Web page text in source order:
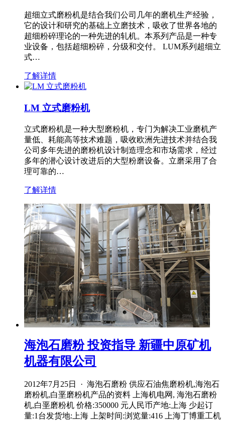
超细立式磨粉机是结合我们公司几年的磨机生产经验，
它的设计和研究的基础上立磨技术，吸收了世界各地的
超细粉碎理论的一种先进的轧机。本系列产品是一种专
业设备，包括超细粉碎，分级和交付。 LUM系列超细立
式…
了解详情
LM 立式磨粉机
立式磨粉机是一种大型磨粉机，专门为解决工业磨机产
量低、耗能高等技术难题，吸收欧洲先进技术并结合我
公司多年先进的磨粉机设计制造理念和市场需求，经过
多年的潜心设计改进后的大型粉磨设备。立磨采用了合
理可靠的…
了解详情
海泡石磨粉 投资指导 新疆中原矿机
机器有限公司
2012年7月25日 · 海泡石磨粉 供应石油焦磨粉机,海泡石
磨粉机,白垩磨粉机产品的资料 上海机电网, 海泡石磨粉
机,白垩磨粉机 价格:350000 元人民币产地:上海 少起订
量:1台发货地:上海 上架时间:浏览量:416 上海丁博重工机